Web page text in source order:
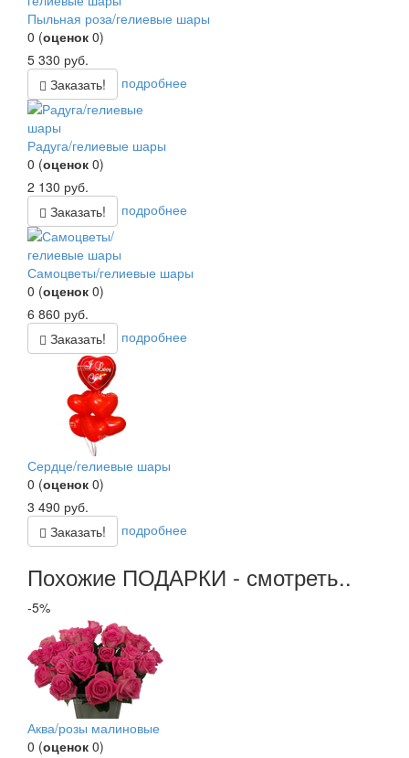
Пыльная роза/гелиевые шары
0 (оценок 0)
5 330 руб.
Заказать!
подробнее
Радуга/гелиевые шары
0 (оценок 0)
2 130 руб.
Заказать!
подробнее
Самоцветы/гелиевые шары
0 (оценок 0)
6 860 руб.
Заказать!
подробнее
Сердце/гелиевые шары
0 (оценок 0)
3 490 руб.
Заказать!
подробнее
Похожие ПОДАРКИ - смотреть..
-5%
Аква/розы малиновые
0 (оценок 0)